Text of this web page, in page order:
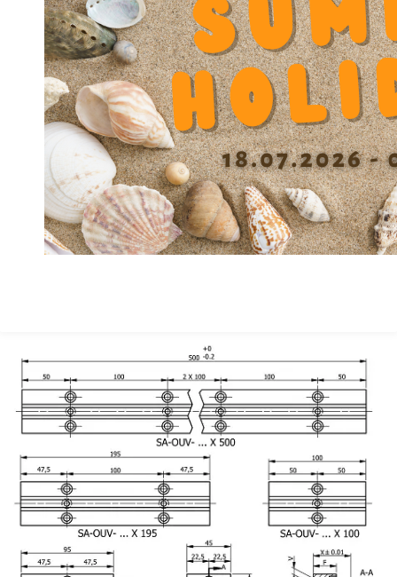
Diameter shaft d
25
Diameter Counterbore u
Diameter screw slot block fixation V
6.5
Diameter screw slot block fixation V1
6.3
Spacing screw Y
40
Height F
24.5
Height center X +/-0.01
43
Width A
55
Material
GG